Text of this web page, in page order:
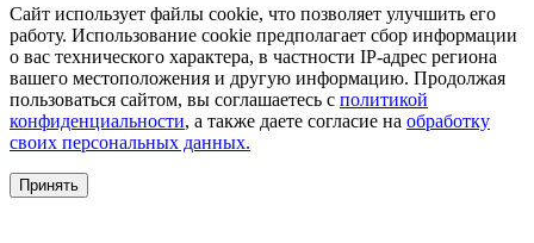
Сайт использует файлы cookie, что позволяет улучшить его
работу. Использование cookie предполагает сбор информации
о вас технического характера, в частности IP-адрес региона
вашего местоположения и другую информацию. Продолжая
пользоваться сайтом, вы соглашаетесь с политикой
конфиденциальности, а также даете согласие на обработку
своих персональных данных.
Принять